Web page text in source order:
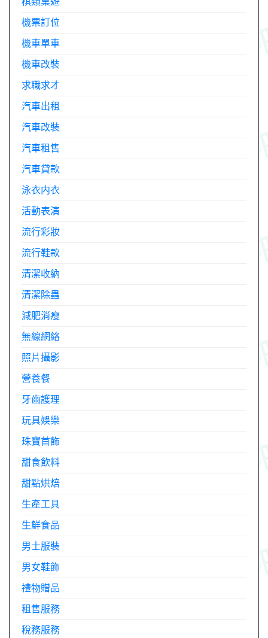
機票訂位
機車單車
機車改裝
求職求才
汽車出租
汽車改裝
汽車租售
汽車貸款
泳衣内衣
活動表演
流行彩妝
流行鞋款
清潔收納
清潔除蟲
減肥消瘦
無線網絡
照片攝影
營養餐
牙齒護理
玩具娛樂
珠寶首飾
甜食飲料
甜點烘焙
生產工具
生鮮食品
男士服裝
男女鞋飾
禮物贈品
租售服務
稅務服務